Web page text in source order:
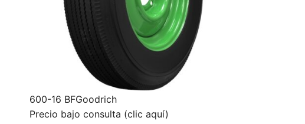
600-16 BFGoodrich
Precio bajo consulta (clic aquí)